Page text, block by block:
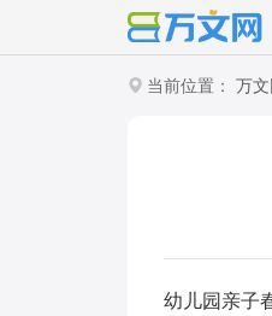
当前位置： 万文
幼儿园亲子